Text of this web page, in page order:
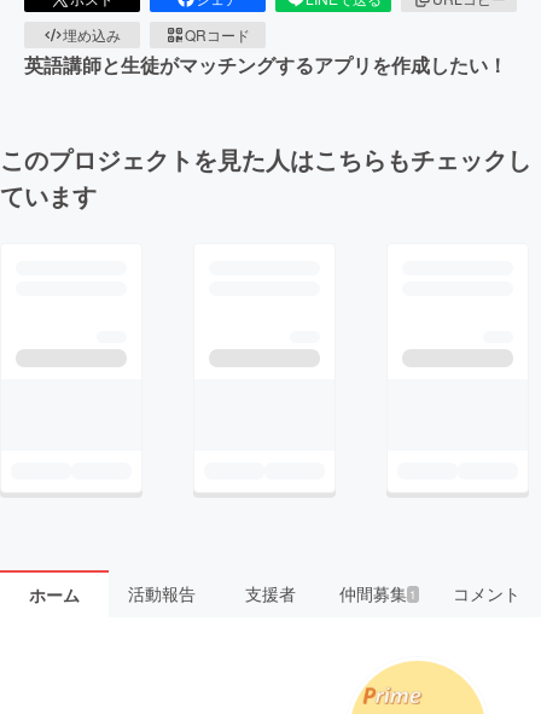
埋め込み
QRコード
英語講師と生徒がマッチングするアプリを作成したい！
このプロジェクトを見た人はこちらもチェックし
ています
ホーム 活動報告 支援者 仲間募集 1 コメント